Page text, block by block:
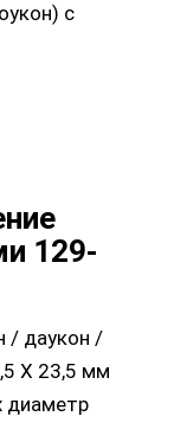
с
129-
/ даукон /
Х 23,5 мм
диаметр